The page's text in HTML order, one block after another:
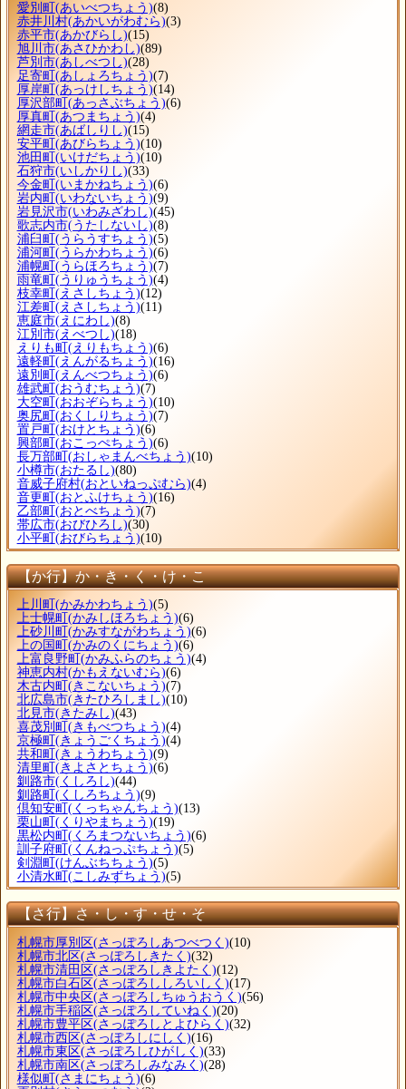
愛別町 (あいべつちょう)(8)
赤井川村(あかいがわむら)(3)
赤平市(あかびらし)(15)
旭川市(あさひかわし)(89)
芦別市(あしべつし)(28)
足寄町 (あしょろちょう)(7)
厚岸町 (あっけしちょう)(14)
厚沢部町 (あっさぶちょう)(6)
厚真町 (あつまちょう)(4)
網走市(あばしりし)(15)
安平町 (あびらちょう)(10)
池田町 (いけだちょう)(10)
石狩市(いしかりし)(33)
今金町 (いまかねちょう)(6)
岩内町 (いわないちょう)(9)
岩見沢市(いわみざわし)(45)
歌志内市(うたしないし)(8)
浦臼町 (うらうすちょう)(5)
浦河町 (うらかわちょう)(6)
浦幌町 (うらほろちょう)(7)
雨竜町 (うりゅうちょう)(4)
枝幸町 (えさしちょう)(12)
江差町 (えさしちょう)(11)
恵庭市(えにわし)(8)
江別市(えべつし)(18)
えりも町 (えりもちょう)(6)
遠軽町 (えんがるちょう)(16)
遠別町 (えんべつちょう)(6)
雄武町 (おうむちょう)(7)
大空町 (おおぞらちょう)(10)
奥尻町 (おくしりちょう)(7)
置戸町 (おけとちょう)(6)
興部町 (おこっぺちょう)(6)
長万部町 (おしゃまんべちょう)(10)
小樽市(おたるし)(80)
音威子府村(おといねっぷむら)(4)
音更町 (おとふけちょう)(16)
乙部町 (おとべちょう)(7)
帯広市(おびひろし)(30)
小平町 (おびらちょう)(10)
【か行】か・き・く・け・こ
上川町 (かみかわちょう)(5)
上士幌町 (かみしほろちょう)(6)
上砂川町 (かみすながわちょう)(6)
上の国町 (かみのくにちょう)(6)
上富良野町 (かみふらのちょう)(4)
神恵内村(かもえないむら)(6)
木古内町 (きこないちょう)(7)
北広島市(きたひろしまし)(10)
北見市(きたみし)(43)
喜茂別町 (きもべつちょう)(4)
京極町 (きょうごくちょう)(4)
共和町 (きょうわちょう)(9)
清里町 (きよさとちょう)(6)
釧路市(くしろし)(44)
釧路町 (くしろちょう)(9)
倶知安町 (くっちゃんちょう)(13)
栗山町 (くりやまちょう)(19)
黒松内町 (くろまつないちょう)(6)
訓子府町 (くんねっぷちょう)(5)
剣淵町 (けんぶちちょう)(5)
小清水町 (こしみずちょう)(5)
【さ行】さ・し・す・せ・そ
札幌市厚別区(さっぽろしあつべつく)(10)
札幌市北区(さっぽろしきたく)(32)
札幌市清田区(さっぽろしきよたく)(12)
札幌市白石区(さっぽろししろいしく)(17)
札幌市中央区(さっぽろしちゅうおうく)(56)
札幌市手稲区(さっぽろしていねく)(20)
札幌市豊平区(さっぽろしとよひらく)(32)
札幌市西区(さっぽろしにしく)(16)
札幌市東区(さっぽろしひがしく)(33)
札幌市南区(さっぽろしみなみく)(28)
様似町 (さまにちょう)(6)